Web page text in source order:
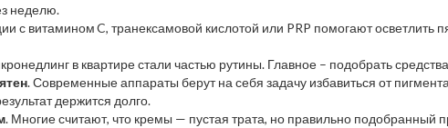
неделю.
с витамином C, транексамовой кислотой или PRP помогают осветлить
в квартире стали частью рутины. Главное – подобрать
. Современные аппараты берут на себя задачу избавиться от
держится долго.
. Многие считают, что кремы — пустая трата, но правильно подобранный